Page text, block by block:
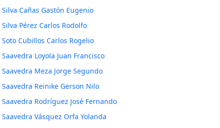
Silva Cañas Gastón Eugenio
Silva Pérez Carlos Rodolfo
Soto Cubillos Carlos Rogelio
Saavedra Loyola Juan Francisco
Saavedra Meza Jorge Segundo
Saavedra Reinike Gerson Nilo
Saavedra Rodríguez José Fernando
Saavedra Vásquez Orfa Yolanda